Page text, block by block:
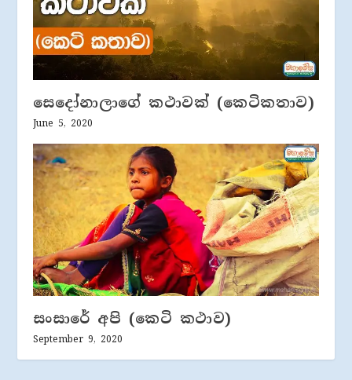
සෙදෝනාලාගේ කථාවක් (කෙටිකතාව)
June 5, 2020
සංසාරේ අපි (කෙටි කථාව)
September 9, 2020